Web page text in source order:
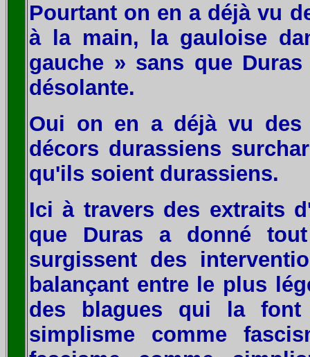
Pourtant on en a déjà vu
à la main, la gauloise
gauche » sans que
désolante.
Oui on en a déjà vu des
décors durassiens
qu'ils soient durassiens.
Ici à travers des extraits
que Duras a donné
surgissent des
balançant entre le plus
des blagues qui la
simplisme comme